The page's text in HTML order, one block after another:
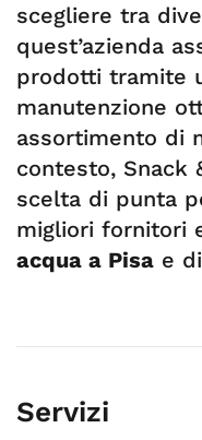
scegliere tra
quest’azienda
prodotti tramite
manutenzione
assortimento di
contesto, Snack
scelta di punta
migliori fornitori
acqua a Pisa e
Servizi